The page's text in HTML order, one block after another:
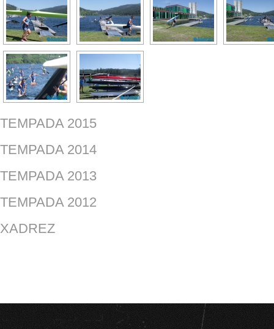
TEMPADA 2015
TEMPADA 2014
TEMPADA 2013
TEMPADA 2012
XADREZ